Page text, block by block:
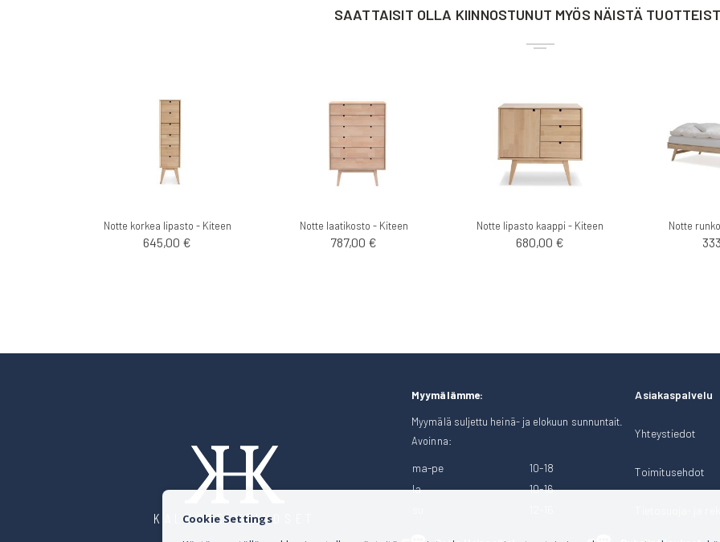
SAATTAISIT OLLA KIINNOSTUNUT MYÖS NÄISTÄ
Notte korkea lipasto - Kiteen
645,00 €
Notte laatikosto - Kiteen
787,00 €
Notte lipasto kaappi - Kiteen
680,00 €
Notte
Myymälämme:
Myymälä suljettu heinä- ja elokuun sunnuntait.
Avoinna:
ma-pe
10-18
la
10-16
Asiakaspalvelu
Yhteystiedot
Toimitusehdot
KALUSTE HEINOSET
Cookie Settings